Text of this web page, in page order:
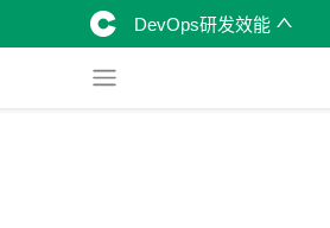
DevOps研发效能